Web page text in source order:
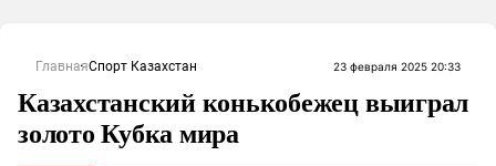
ГлавнаяСпорт Казахстан 23 февраля 2025 20:33
Казахстанский конькобежец выиграл
золото Кубка мира